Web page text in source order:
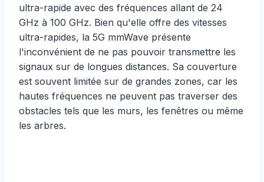
ultra-rapide avec des fréquences allant de 24
GHz à 100 GHz. Bien qu'elle offre des vitesses
ultra-rapides, la 5G mmWave présente
l'inconvénient de ne pas pouvoir transmettre les
signaux sur de longues distances. Sa couverture
est souvent limitée sur de grandes zones, car les
hautes fréquences ne peuvent pas traverser des
obstacles tels que les murs, les fenêtres ou même
les arbres.